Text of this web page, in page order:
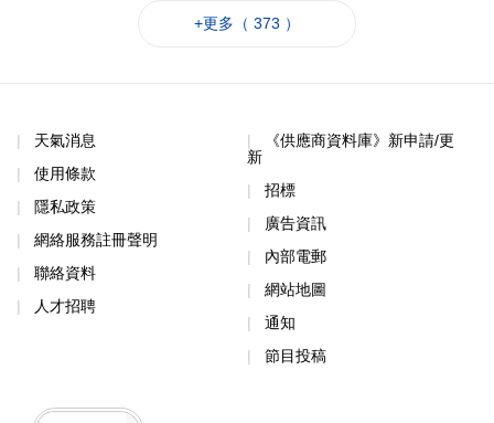
+更多（ 373 ）
天氣消息
使用條款
隱私政策
網絡服務註冊聲明
聯絡資料
人才招聘
《供應商資料庫》新申請/更
新
招標
廣告資訊
內部電郵
網站地圖
通知
節目投稿